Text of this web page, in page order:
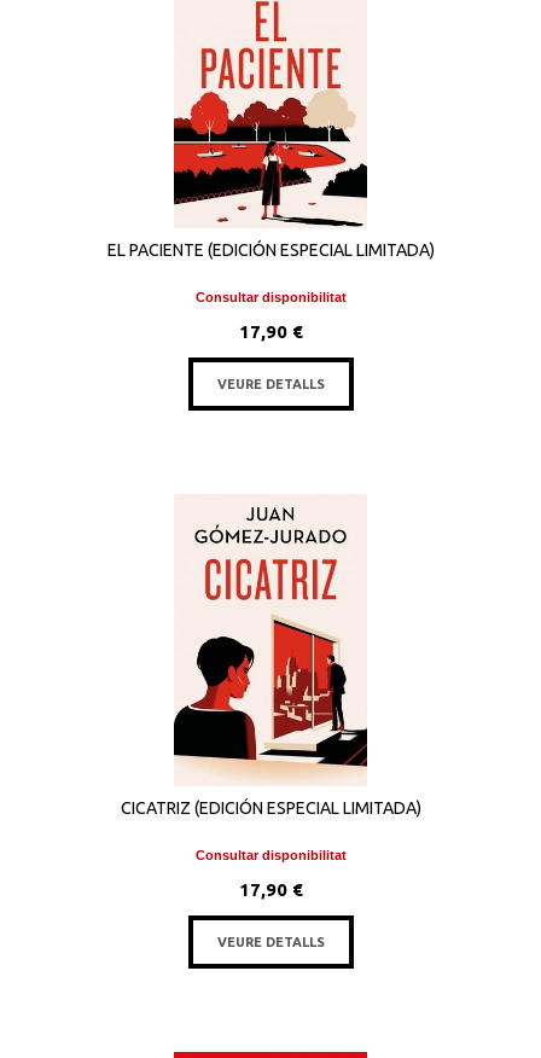
EL PACIENTE (EDICIÓN ESPECIAL LIMITADA)
Consultar disponibilitat
17,90 €
VEURE DETALLS
CICATRIZ (EDICIÓN ESPECIAL LIMITADA)
Consultar disponibilitat
17,90 €
VEURE DETALLS